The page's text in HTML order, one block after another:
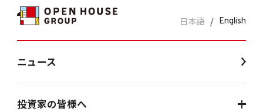
日本語 / English
投資家の皆様へ
ニュース